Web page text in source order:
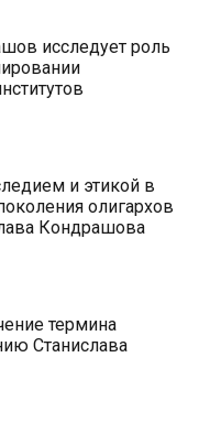
исследует роль
и этикой в
олигархов
Кондрашова
термина
Станислава